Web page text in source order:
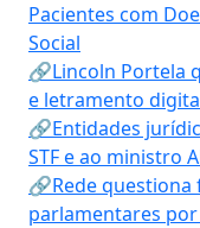
Pacientes com
Social
🔗Lincoln Portela
e letramento
🔗Entidades
STF e ao ministro
🔗Rede questiona
parlamentares